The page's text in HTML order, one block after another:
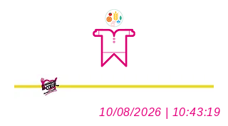
10/08/2026 | 10:43:19